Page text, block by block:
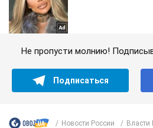
Не пропусти молнию!
Подписаться
Новости России Власти